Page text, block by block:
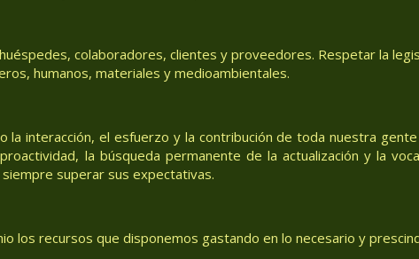
colaboradores, clientes y proveedores. Respetar la
humanos, materiales y medioambientales.
la interacción, el esfuerzo y la contribución de toda nuestra
la búsqueda permanente de la actualización y la
superar sus expectativas.
los recursos que disponemos gastando en lo necesario y